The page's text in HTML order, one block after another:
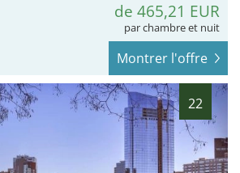
de 465,21 EUR
par chambre et nuit
Montrer l'offre
22